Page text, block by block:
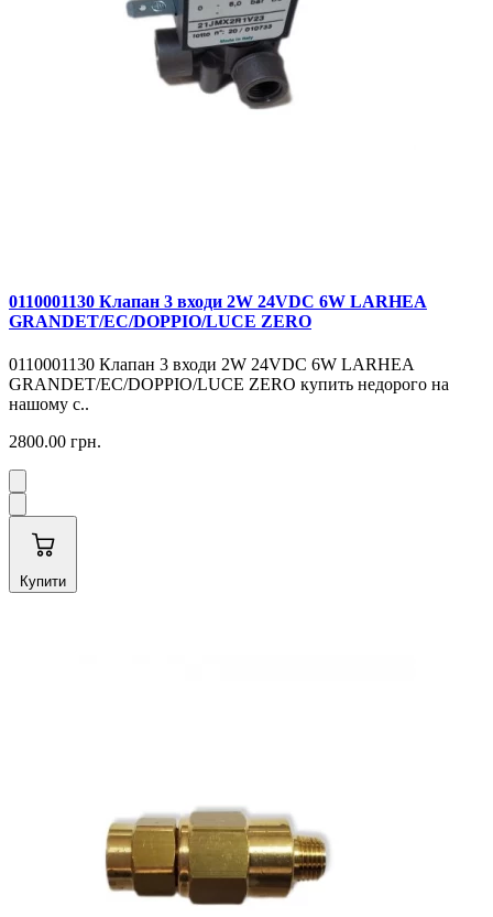
0110001130 Клапан 3 входи 2W 24VDC 6W LARHEA
GRANDET/EC/DOPPIO/LUCE ZERO
0110001130 Клапан 3 входи 2W 24VDC 6W LARHEA
GRANDET/EC/DOPPIO/LUCE ZERO купить недорого на
нашому с..
2800.00 грн.
Купити